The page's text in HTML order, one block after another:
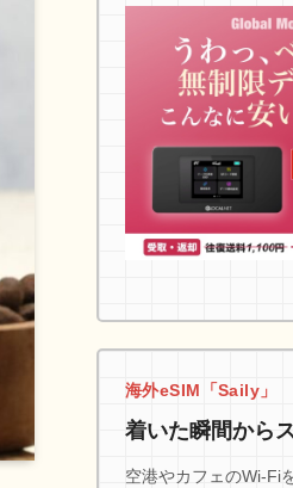
海外eSIM「Saily」
着いた瞬間から
空港やカフェのWi-Fi